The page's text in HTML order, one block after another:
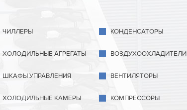
ЧИЛЛЕРЫ
ХОЛОДИЛЬНЫЕ АГРЕГАТЫ
ШКАФЫ УПРАВЛЕНИЯ
ХОЛОДИЛЬНЫЕ КАМЕРЫ
КОНДЕНСАТОРЫ
ВОЗДУХООХЛАДИТЕЛИ
ВЕНТИЛЯТОРЫ
КОМПРЕССОРЫ